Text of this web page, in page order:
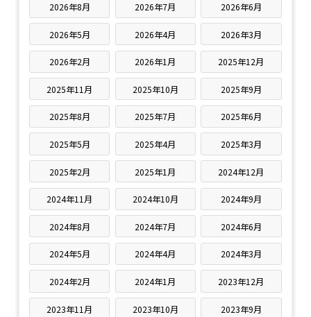
2026年8月 2026年7月 2026年6月
2026年5月 2026年4月 2026年3月
2026年2月 2026年1月 2025年12月
2025年11月 2025年10月 2025年9月
2025年8月 2025年7月 2025年6月
2025年5月 2025年4月 2025年3月
2025年2月 2025年1月 2024年12月
2024年11月 2024年10月 2024年9月
2024年8月 2024年7月 2024年6月
2024年5月 2024年4月 2024年3月
2024年2月 2024年1月 2023年12月
2023年11月 2023年10月 2023年9月